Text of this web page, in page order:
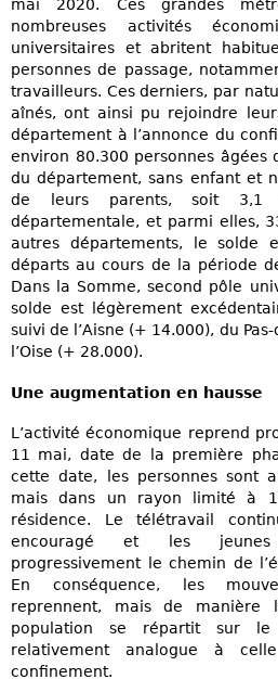
mai 2020. Ces grandes
nombreuses activités
universitaires et abritent
personnes de passage,
travailleurs. Ces derniers, par
aînés, ont ainsi pu rejoindre
département à l’annonce du
environ 80.300 personnes âgées
du département, sans enfant et
de leurs parents, soit
départementale, et parmi elles,
autres départements, le solde
départs au cours de la période
Dans la Somme, second pôle
solde est légèrement
suivi de l’Aisne (+ 14.000), du
l’Oise (+ 28.000).
Une augmentation en hausse
L’activité économique reprend
11 mai, date de la première
cette date, les personnes sont
mais dans un rayon limité à
résidence. Le télétravail
encouragé et les jeunes
progressivement le chemin de
En conséquence, les
reprennent, mais de manière
population se répartit sur le
relativement analogue à
confinement.